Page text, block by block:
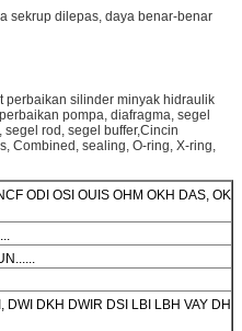
sekrup dilepas, daya benar-benar
perbaikan silinder minyak hidraulik
pompa, diafragma, segel
rod, segel buffer,Cincin
Combined, sealing, O-ring, X-ring,
ODI OSI OUIS OHM OKH DAS, OK
DKH DWIR DSI LBI LBH VAY DH